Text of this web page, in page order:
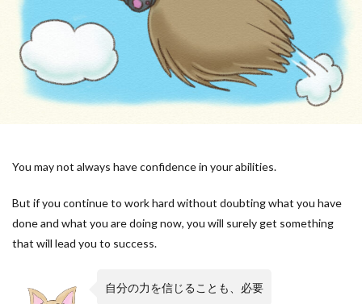
You may not always have confidence in your abilities.
But if you continue to work hard without doubting what you have
done and what you are doing now, you will surely get something
that will lead you to success.
自分の力を信じることも、必要